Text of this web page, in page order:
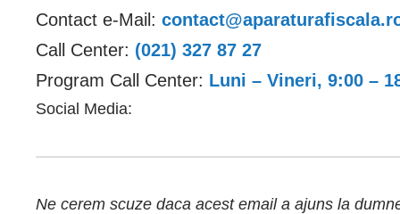
Contact e-Mail:
Call Center: (021) 327 87 27
Program Call Center: Luni – Vineri, 9:00 –
Social Media:
Ne cerem scuze daca acest email a ajuns la